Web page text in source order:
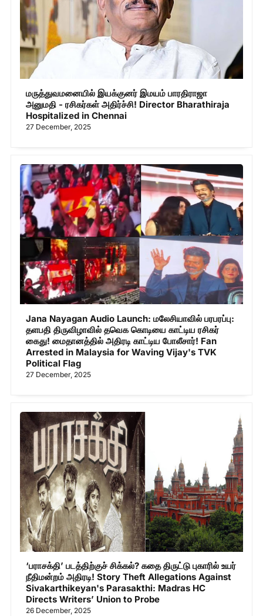
மருத்துவமனையில் இயக்குனர் இமயம் பாரதிராஜா
அனுமதி - ரசிகர்கள் அதிர்ச்சி! Director Bharathiraja
Hospitalized in Chennai
27 December, 2025
Jana Nayagan Audio Launch: மலேசியாவில் பரபரப்பு:
தளபதி திருவிழாவில் தவெக கொடியை காட்டிய ரசிகர்
கைது! மைதானத்தில் அதிரடி காட்டிய போலீசார்! Fan
Arrested in Malaysia for Waving Vijay's TVK
Political Flag
27 December, 2025
‘பராசக்தி’ படத்திற்குச் சிக்கல்? கதை திருட்டு புகாரில் உயர்
நீதிமன்றம் அதிரடி! Story Theft Allegations Against
Sivakarthikeyan's Parasakthi: Madras HC
Directs Writers’ Union to Probe
26 December, 2025